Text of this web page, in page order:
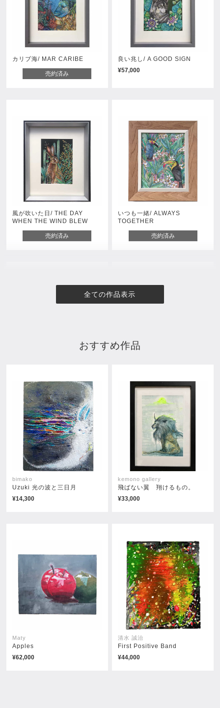
全ての作品表示
カリブ海/ MAR CARIBE
売約済み
良い兆し/ A GOOD SIGN
¥57,000
風が吹いた日/ THE DAY
WHEN THE WIND BLEW
売約済み
いつも一緒/ ALWAYS
TOGETHER
売約済み
¥57,000
BELIEF
売約済み
HAPPY TEPORINGO
売約済み
おすすめ作品
bimako
Uzuki 光の波と三日月
¥14,300
kemono gallery
飛ばない翼 翔けるもの。
¥33,000
Maty
Apples
¥62,000
清水 誠治
First Positive Band
¥44,000